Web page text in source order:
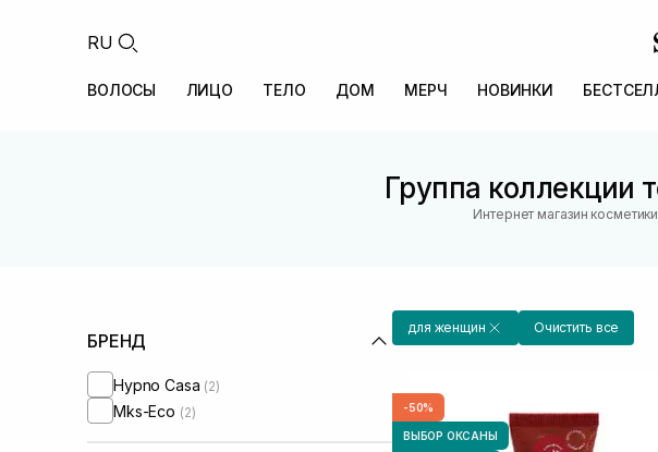
RU
ВОЛОСЫ ЛИЦО ТЕЛО ДОМ МЕРЧ НОВИНКИ
Группа коллекции
Интернет магазин косметики
БРЕНД
Hypno Casa (2)
Mks-Eco (2)
для женщин Очистить все
-50%
ВЫБОР ОКСАНЫ